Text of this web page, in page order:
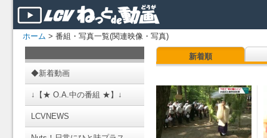
ホーム > 番組・写真一覧(関連映像・写真)
◆新着動画
↓【★ O.A.中の番組 ★】↓
LCVNEWS
新着順